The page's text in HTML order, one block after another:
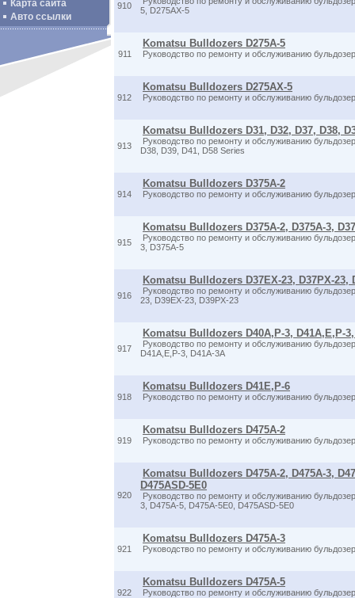
Карта сайта
Авто ссылки
910
5, D275AX-5
911
Komatsu Bulldozers D275A-5
Руководство по ремонту и обслуживанию
912
Komatsu Bulldozers D275AX-5
Руководство по ремонту и обслуживанию
913
Komatsu Bulldozers D31, D32, D37, D38,
Руководство по ремонту и обслуживанию
D38, D39, D41, D58 Series
914
Komatsu Bulldozers D375A-2
Руководство по ремонту и обслуживанию
915
Komatsu Bulldozers D375A-2, D375A-3,
Руководство по ремонту и обслуживанию
3, D375A-5
916
Komatsu Bulldozers D37EX-23, D37PX-23,
Руководство по ремонту и обслуживанию
23, D39EX-23, D39PX-23
917
Komatsu Bulldozers D40A,P-3, D41A,E,P-
Руководство по ремонту и обслуживанию
D41A,E,P-3, D41A-3A
918
Komatsu Bulldozers D41E,P-6
Руководство по ремонту и обслуживанию
919
Komatsu Bulldozers D475A-2
Руководство по ремонту и обслуживанию
920
Komatsu Bulldozers D475A-2, D475A-3,
D475ASD-5E0
Руководство по ремонту и обслуживанию
3, D475A-5, D475A-5E0, D475ASD-5E0
921
Komatsu Bulldozers D475A-3
Руководство по ремонту и обслуживанию
922
Komatsu Bulldozers D475A-5
Руководство по ремонту и обслуживанию